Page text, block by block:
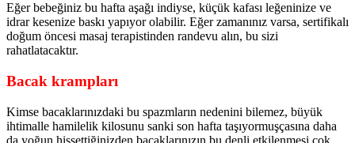
Eğer bebeğiniz bu hafta aşağı indiyse, küçük kafası leğeninize ve
idrar kesenize baskı yapıyor olabilir. Eğer zamanınız varsa, sertifikalı
doğum öncesi masaj terapistinden randevu alın, bu sizi
rahatlatacaktır.
Bacak krampları
Kimse bacaklarınızdaki bu spazmların nedenini bilemez, büyük
ihtimalle hamilelik kilosunu sanki son hafta taşıyormuşçasına daha
da yoğun hissettiğinizden bacaklarınızın bu denli etkilenmesi çok